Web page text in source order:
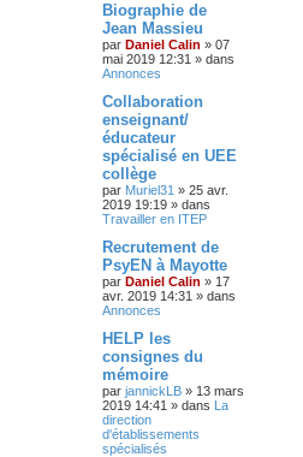
Biographie de
Jean Massieu
par Daniel Calin » 07
mai 2019 12:31 » dans
Annonces
Collaboration
enseignant/
éducateur
spécialisé en UEE
collège
par Muriel31 » 25 avr.
2019 19:19 » dans
Travailler en ITEP
Recrutement de
PsyEN à Mayotte
par Daniel Calin » 17
avr. 2019 14:31 » dans
Annonces
HELP les
consignes du
mémoire
par jannickLB » 13 mars
2019 14:41 » dans La
direction
d'établissements
spécialisés